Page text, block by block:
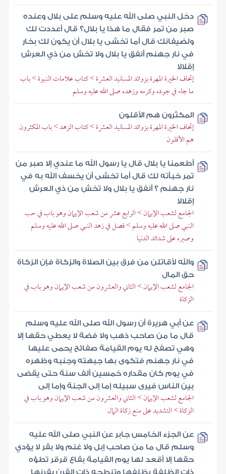
دخل النبي صلى الله عليه وسلم على بلال وعنده
صبر من تمر فقال ما هذا يا بلال؟ قال أعددت لك
ولضيفانك قال أما تخشى يا بلال أن يكون لك بخار
في نار جهنم أنفق يا بلال ولا تخش من ذي العرش
إقلالا
إتحاف الخيرة المهرة بزوائد المسانيد العشرة > كتاب علامات النبوة > باب
ما جاء في جوده وكرمه وزهده صلى الله عليه وسلم
المكثرون هم الأقلون
إتحاف الخيرة المهرة بزوائد المسانيد العشرة > كتاب الزهد > باب المكثرون
هم الأقلون
أطعمنا يا بلال قال يا رسول الله ما عندي إلا صبر من
تمر خبأته لك قال أما تخشى أن يخسف الله به في
نار جهنم ؟ أنفق يا بلال ولا تخش من ذي العرش
إقلالا
الجامع لشعب الإيمان > الرابع عشر من شعب الإيمان وهو باب في حب
النبي صلى الله عليه وسلم > فصل في زهد النبي صلى الله عليه وسلم
وصبره على شدائد الدنيا
والله لأقاتلن من فرق بين الصلاة والزكاة فإن الزكاة
حق المال
الجامع لشعب الإيمان > الثاني والعشرون من شعب الإيمان وهو باب في
الزكاة
عن أبي هريرة أن رسول الله صلى الله عليه وسلم
قال ما من صاحب ذهب ولا فضة لا يعطي حقها إلا
وهي تصفح له يوم القيامة صفائح يحمى عليها
في نار جهنم فتكوى بها جبهته وجنبه وظهره
في يوم كان مقداره خمسين ألف سنة حتى يقضى
بين الناس فيرى سبيله إما إلى الجنة وإما إلى
الجامع لشعب الإيمان > الثاني والعشرون من شعب الإيمان وهو باب في
الزكاة > التشديد على منع زكاة المال
عن الجزء الخامس جابر عن النبي صلى الله عليه
وسلم قال ما من صاحب إبل ولا غنم ولا بقر لا يؤدي
حقها إلا أقعد لها يوم القيامة بقاع قرقر تطؤه
ذات الظلفة بظلفها وتنطحه ذات القرن بقرنها